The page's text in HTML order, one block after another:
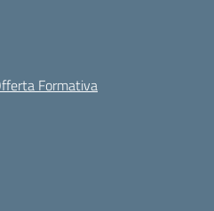
Formativa